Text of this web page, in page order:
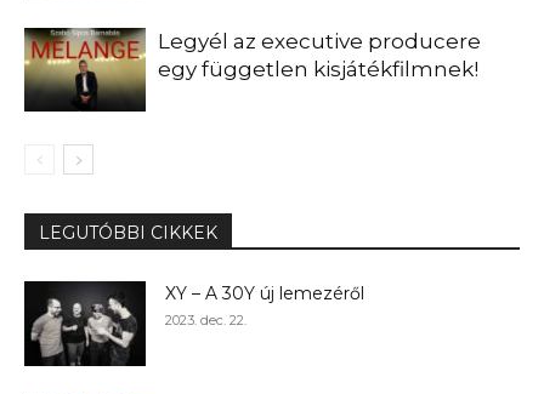
Legyél az executive producere
egy független kisjátékfilmnek!
LEGUTÓBBI CIKKEK
XY – A 30Y új lemezéről
2023. dec. 22.